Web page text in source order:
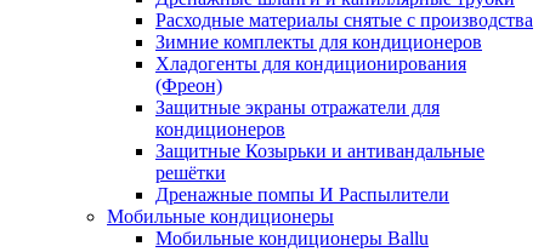
Расходные материалы снятые с производства
Зимние комплекты для кондиционеров
Хладогенты для кондиционирования
(Фреон)
Защитные экраны отражатели для
кондиционеров
Защитные Козырьки и антивандальные
решётки
Дренажные помпы И Распылители
Мобильные кондиционеры
Мобильные кондиционеры Ballu